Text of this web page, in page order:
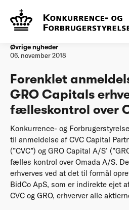
Forside
fælleskontrol over Omada A/S
Øvrige nyheder
06. november 2018
Forenklet
GRO Capitals
fælleskontrol over
Konkurrence- og
til anmeldelse af CVC Capital
(”CVC”) og GRO Capital A/S’
fælles kontrol over Omada A/S.
erhverves ved at det til formål
BidCo ApS, som er indirekte ejet
CVC og GRO, erhverver alle